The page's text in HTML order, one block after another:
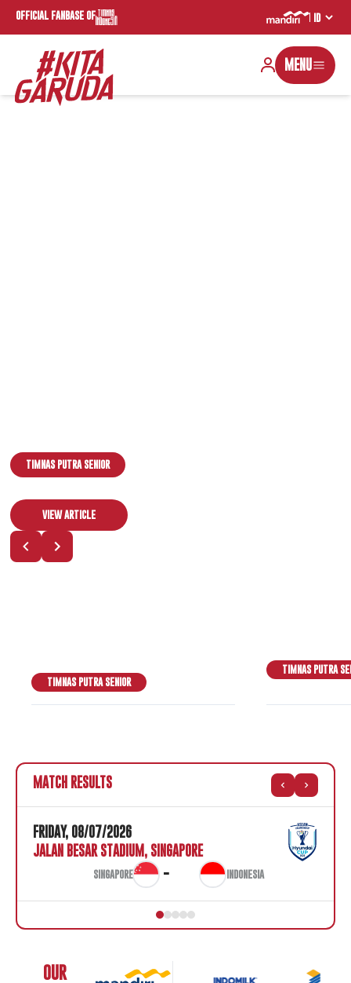
OFFICIAL FANBASE OF
MENU
TIMNAS PUTRA SENIOR
VIEW ARTICLE
TIMNAS PUTRA SENIOR
TIMNAS PUTRA
MATCH RESULTS
FRIDAY, 08/07/2026
JALAN BESAR STADIUM, SINGAPORE
SINGAPORE - INDONESIA
OUR